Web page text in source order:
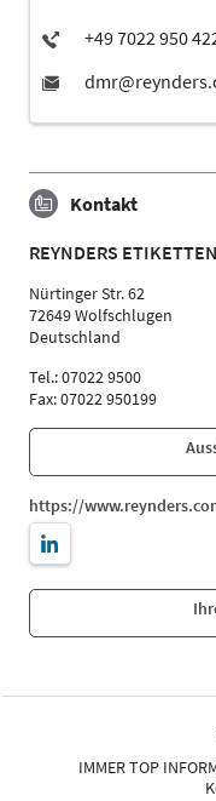
Kontakt
REYNDERS
Nürtinger Str. 62
72649 Wolfschlugen
Deutschland
Tel.: 07022 9500
Fax: 07022 950199
https://
IMMER TOP